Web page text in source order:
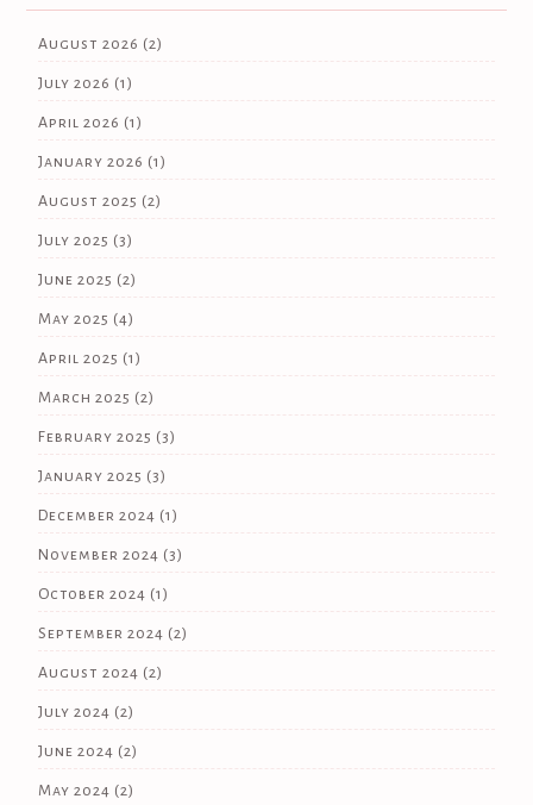
August 2026 (2)
July 2026 (1)
April 2026 (1)
January 2026 (1)
August 2025 (2)
July 2025 (3)
June 2025 (2)
May 2025 (4)
April 2025 (1)
March 2025 (2)
February 2025 (3)
January 2025 (3)
December 2024 (1)
November 2024 (3)
October 2024 (1)
September 2024 (2)
August 2024 (2)
July 2024 (2)
June 2024 (2)
May 2024 (2)